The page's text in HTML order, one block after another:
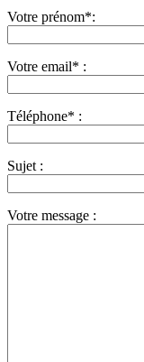
Votre prénom*:
Votre email* :
Téléphone* :
Sujet :
Votre message :